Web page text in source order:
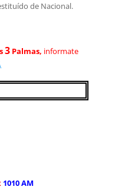
de Nacional.
3 Palmas, informate
1010 AM